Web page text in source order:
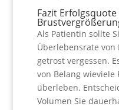
Fazit
Als Patientin sollte
Überlebensrate
getrost vergessen.
von Belang
überleben.
Volumen Sie